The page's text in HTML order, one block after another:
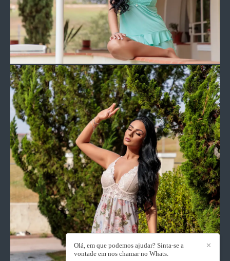
✕
Olá, em que podemos ajudar? Sinta-se a
vontade em nos chamar no Whats.